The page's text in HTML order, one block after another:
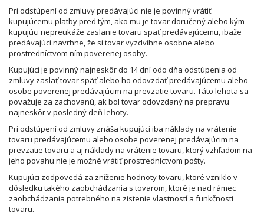
Pri odstúpení od zmluvy predávajúci nie je povinný vrátiť
kupujúcemu platby pred tým, ako mu je tovar doručený alebo kým
kupujúci nepreukáže zaslanie tovaru späť predávajúcemu, ibaže
predávajúci navrhne, že si tovar vyzdvihne osobne alebo
prostredníctvom ním poverenej osoby.
Kupujúci je povinný najneskôr do 14 dní odo dňa odstúpenia od
zmluvy zaslať tovar späť alebo ho odovzdať predávajúcemu alebo
osobe poverenej predávajúcim na prevzatie tovaru. Táto lehota sa
považuje za zachovanú, ak bol tovar odovzdaný na prepravu
najneskôr v posledný deň lehoty.
Pri odstúpení od zmluvy znáša kupujúci iba náklady na vrátenie
tovaru predávajúcemu alebo osobe poverenej predávajúcim na
prevzatie tovaru a aj náklady na vrátenie tovaru, ktorý vzhľadom na
jeho povahu nie je možné vrátiť prostredníctvom pošty.
Kupujúci zodpovedá za zníženie hodnoty tovaru, ktoré vzniklo v
dôsledku takého zaobchádzania s tovarom, ktoré je nad rámec
zaobchádzania potrebného na zistenie vlastností a funkčnosti
tovaru.